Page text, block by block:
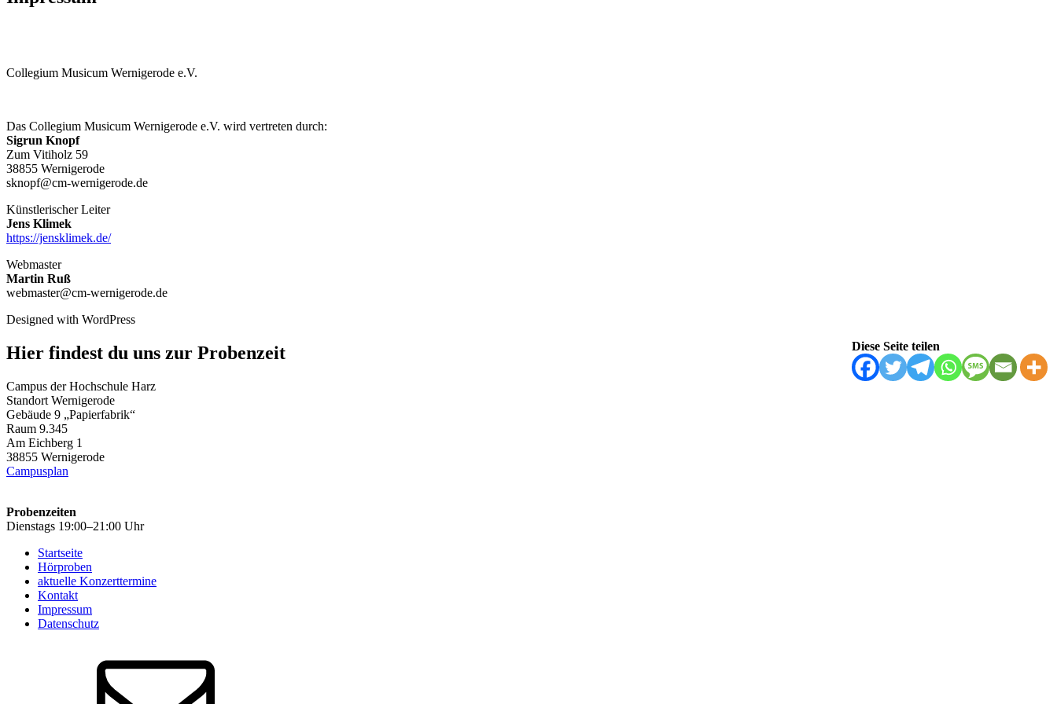
Collegium Musicum Wernigerode e.V.
Das Collegium Musicum Wernigerode e.V. wird vertreten durch:
Sigrun Knopf
Zum Vitiholz 59
38855 Wernigerode
sknopf@cm-wernigerode.de
Künstlerischer Leiter
Jens Klimek
https://jensklimek.de/
Webmaster
Martin Ruß
webmaster@cm-wernigerode.de
Designed with WordPress
Diese Seite teilen
Hier findest du uns zur Probenzeit
Campus der Hochschule Harz
Standort Wernigerode
Gebäude 9 „Papierfabrik“
Raum 9.345
Am Eichberg 1
38855 Wernigerode
Campusplan
Probenzeiten
Dienstags 19:00–21:00 Uhr
Startseite
Hörproben
aktuelle Konzerttermine
Kontakt
Impressum
Datenschutz